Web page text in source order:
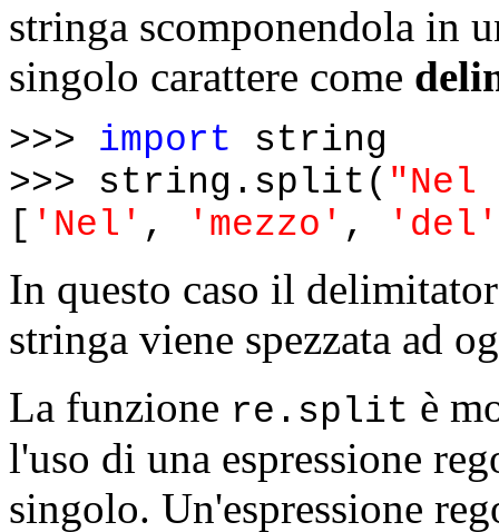
stringa scomponendola in
singolo carattere come
>>> import string
>>> string.split( "Nel
[ 'Nel' , 'mezzo' , 'del'
In questo caso il
stringa viene spezzata ad
La funzione re.split è
l'uso di una espressione
singolo. Un'espressione